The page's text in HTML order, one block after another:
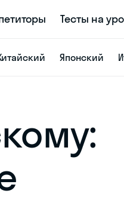
Тесты на
Японский